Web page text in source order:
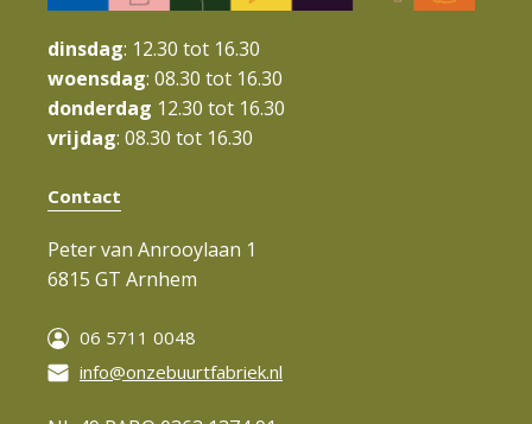
a
t
i
dinsdag: 12.30 tot 16.30
woensdag: 08.30 tot 16.30
donderdag 12.30 tot 16.30
vrijdag: 08.30 tot 16.30
Contact
Peter van Anrooylaan 1
6815 GT Arnhem
06 5711 0048
info@onzebuurtfabriek.nl